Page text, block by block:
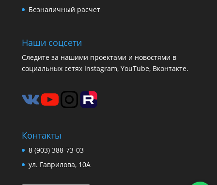
Безналичный расчет
Наши соцсети
Следите за нашими проектами и новостями в
социальных сетях Instagram, YouTube, Вконтакте.
Контакты
8 (903) 388-73-03
ул. Гаврилова, 10А